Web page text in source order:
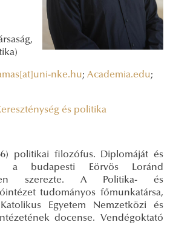
nke.hu; Academia.edu;
és politika
politikai filozófus. Diplomáját és
a budapesti Eörvös Loránd
szerezte. A Politika- és
tudományos főmunkatársa,
Egyetem Nemzetközi és
docense. Vendégoktató